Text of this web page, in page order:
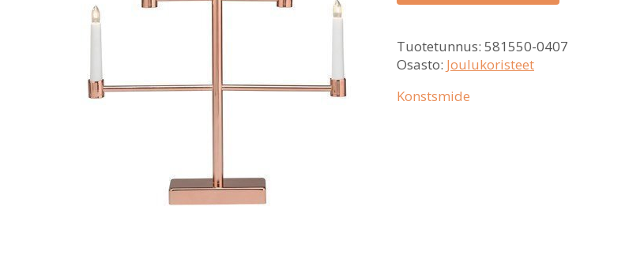
Tuotetunnus: 581550-0407
Osasto: Joulukoristeet
Konstsmide